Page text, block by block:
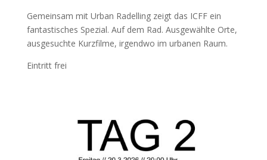
Gemeinsam mit Urban Radelling zeigt das ICFF ein
fantastisches Spezial. Auf dem Rad. Ausgewählte Orte,
ausgesuchte Kurzfilme, irgendwo im urbanen Raum.
Eintritt frei